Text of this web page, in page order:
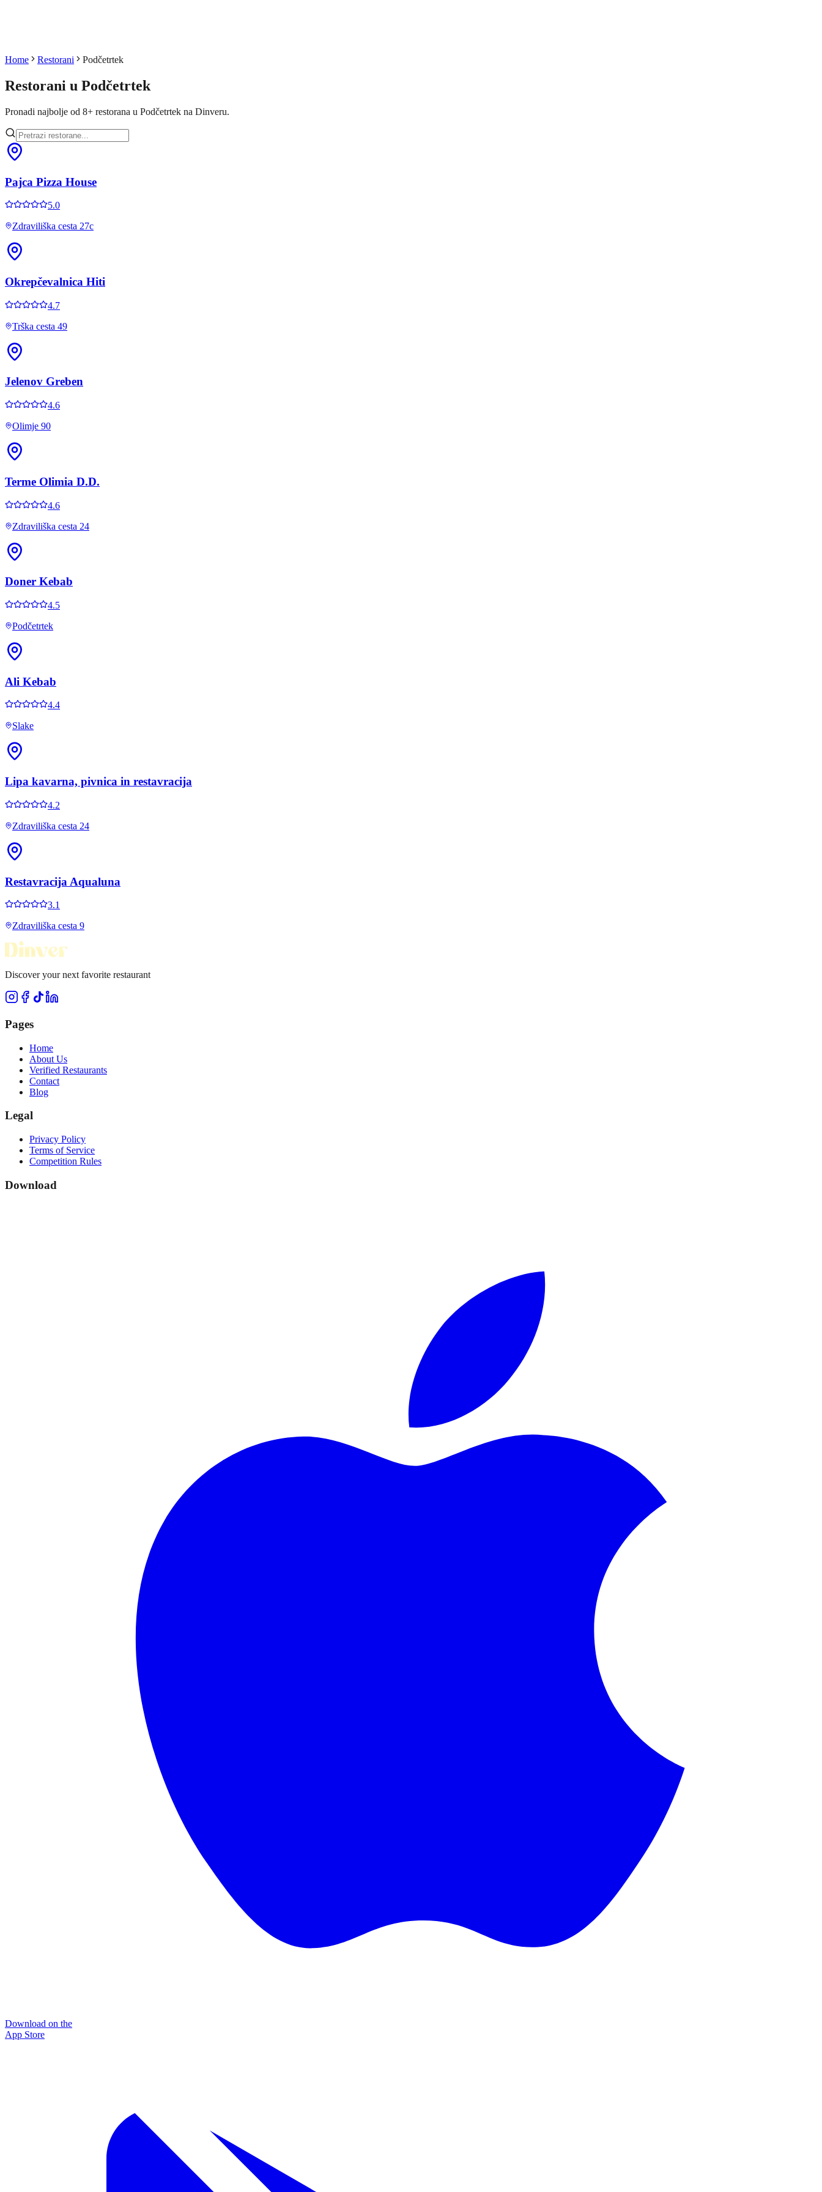
Home Restorani Podčetrtek
Restorani u Podčetrtek
Pronadi najbolje od 8+ restorana u Podčetrtek na Dinveru.
Pajca Pizza House
5.0
Zdraviliška cesta 27c
Okrepčevalnica Hiti
4.7
Trška cesta 49
Jelenov Greben
4.6
Olimje 90
Terme Olimia D.D.
4.6
Zdraviliška cesta 24
Doner Kebab
4.5
Podčetrtek
Ali Kebab
4.4
Slake
Lipa kavarna, pivnica in restavracija
4.2
Zdraviliška cesta 24
Restavracija Aqualuna
3.1
Zdraviliška cesta 9
Discover your next favorite restaurant
Pages
Home
About Us
Verified Restaurants
Contact
Blog
Legal
Privacy Policy
Terms of Service
Competition Rules
Download
Download on the
App Store